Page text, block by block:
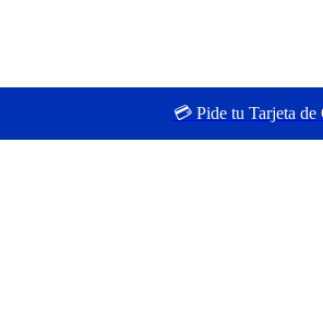
💳 Pide tu Tarjeta